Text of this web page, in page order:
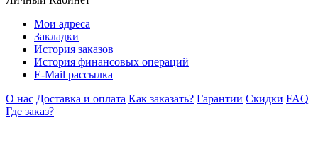
Мои адреса
Закладки
История заказов
История финансовых операций
E-Mail рассылка
О нас Доставка и оплата Как заказать? Гарантии Скидки FAQ
Где заказ?